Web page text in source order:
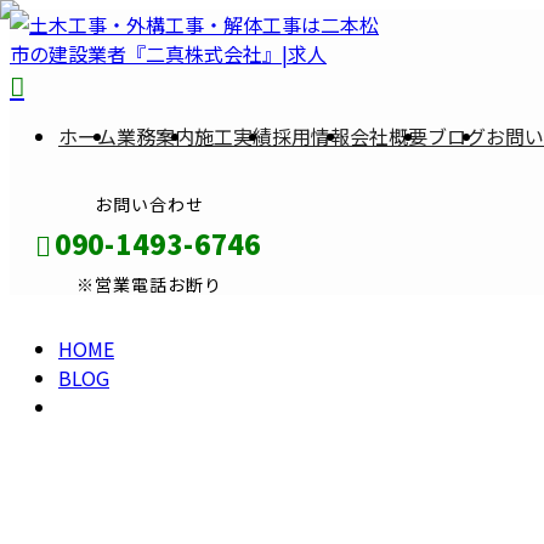
ホーム業務案内施工実績採用情報会社概要ブログお問
お問い合わせ
090-1493-6746
※営業電話お断り
メールフォーム
2023
年 7
月
HOME
BLOG